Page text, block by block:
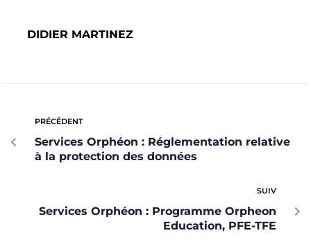
DIDIER MARTINEZ
PRÉCÉDENT
Services Orphéon : Réglementation relative
à la protection des données
SUIV
Services Orphéon : Programme Orpheon
Education, PFE-TFE